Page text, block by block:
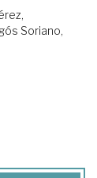
Soriano,